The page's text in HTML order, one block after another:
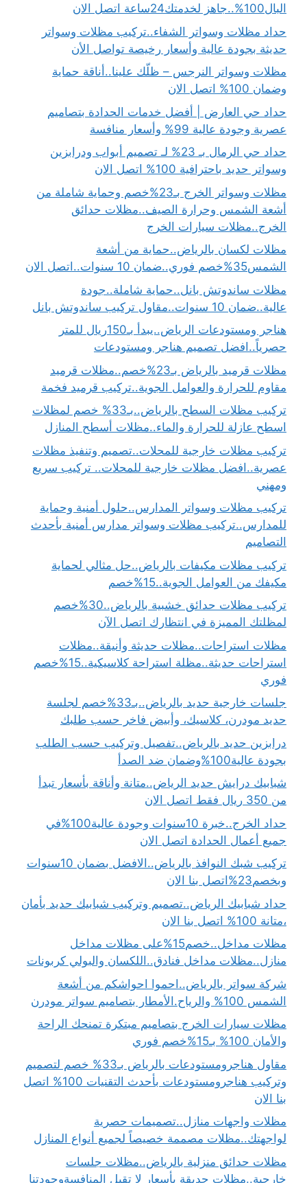
البال100%..جاهز لخدمتك24ساعة اتصل الان
حداد مظلات وسواتر الشفاء..تركيب مظلات وسواتر
حديثة بجودة عالية وأسعار رخيصة تواصل الأن
مظلات وسواتر النرجس – ظلّك علينا..أناقة حماية
وضمان 100% اتصل الان
حداد حي العارض | أفضل خدمات الحدادة بتصاميم
عصرية وجودة عالية 99% وأسعار منافسة
حداد حي الرمال بـ 23% لـ تصميم أبواب ودرابزين
وسواتر حديد باحترافية 100% اتصل الان
مظلات وسواتر الخرج بـ23%خصم وحماية شاملة من
أشعة الشمس وحرارة الصيف..مظلات حدائق
الخرج..مظلات سيارات الخرج
مظلات لكسان بالرياض..حماية من أشعة
الشمس35%خصم فوري..ضمان 10 سنوات..اتصل الان
مظلات ساندوتش بانل..حماية شاملة..جودة
عالية..ضمان 10 سنوات..مقاول تركيب ساندوتش بانل
هناجر ومستودعات الرياض..يبدأ بـ150ريال للمتر
حصرياً..افضل تصميم هناجر ومستودعات
مظلات قرميد بالرياض بـ23%خصم..مظلات قرميد
مقاوم للحرارة والعوامل الجوية..تركيب قرميد فخمة
تركيب مظلات السطح بالرياض..بـ33% خصم لمظلات
اسطح عازلة للحرارة والماء..مظلات أسطح المنازل
تركيب مظلات خارجية للمحلات..تصميم وتنفيذ مظلات
عصرية..افضل مظلات خارجية للمحلات.. تركيب سريع
ومهني
تركيب مظلات وسواتر المدارس..حلول أمنية وحماية
للمدارس..تركيب مظلات وسواتر مدارس أمنية بأحدث
التصاميم
تركيب مظلات مكيفات بالرياض..حل مثالي لحماية
مكيفك من العوامل الجوية..15%خصم
تركيب مظلات حدائق خشبية بالرياض..30%خصم
لمظلتك المميزة في انتظارك اتصل الآن
مظلات استراحات..مظلات حديثة وأنيقة..مظلات
استراحات حديثة..مظلة استراحة كلاسيكية..15%خصم
فوري
جلسات خارجية حديد بالرياض..بـ33%خصم لجلسة
حديد مودرن، كلاسيك، وأبيض فاخر حسب طلبك
درابزين حديد بالرياض..تفصيل وتركيب حسب الطلب
بجودة عالية100%وضمان ضد الصدأ
شبابيك درايش حديد الرياض..متانة وأناقة بأسعار تبدأ
من 350 ريال فقط اتصل الان
حداد الخرج..خبرة 10سنوات وجودة عالية100%في
جميع أعمال الحدادة اتصل الان
تركيب شبك النوافذ بالرياض..الافضل بضمان 10سنوات
وبخصم23%اتصل بنا الان
حداد شبابيك الرياض..تصميم وتركيب شبابيك حديد بأمان
،متانة 100% اتصل بنا الان
مظلات مداخل..خصم15%على مظلات مداخل
منازل..مظلات مداخل فنادق..اللكسان والبولي كربونات
شركة سواتر بالرياض..احموا احواشكم من أشعة
الشمس 100% والرياح.الأمطار بتصاميم سواتر مودرن
مظلات سيارات الخرج بتصاميم مبتكرة تمنحك الراحة
والأمان 100% بـ15%خصم فوري
مقاول هناجرومستودعات بالرياض بـ33% خصم لتصميم
وتركيب هناجرومستودعات بأحدث التقنيات 100% اتصل
بنا الان
مظلات واجهات منازل..تصميمات حصرية
لواجهتك..مظلات مصممة خصيصاً لجميع أنواع المنازل
مظلات حدائق منزلية بالرياض..مظلات جلسات
خارجية..مظلات حديقة بأسعار لا تقبل المنافسةوجودتنا